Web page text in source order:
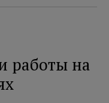
работы на